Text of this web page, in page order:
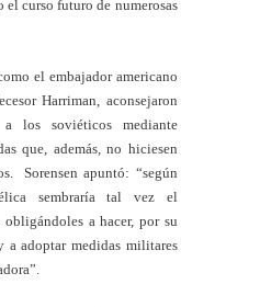
el curso futuro de numerosas
el embajador americano
Harriman, aconsejaron
los soviéticos mediante
que, además, no hiciesen
Sorensen apuntó: “según
sembraría tal vez el
a hacer, por su
a adoptar medidas militares